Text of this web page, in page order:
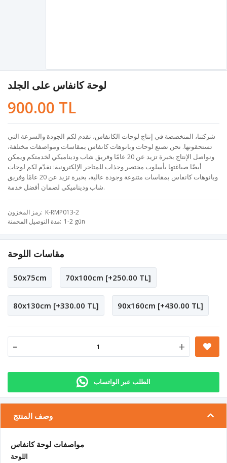
لوحة كانفاس على الجلد
900.00 TL
شركتنا، المتخصصة في إنتاج لوحات الكانفاس، تقدم لكم الجودة والسرعة التي
تستحقونها. نحن نصنع لوحات وبانوهات كانفاس بمقاسات ومواصفات مختلفة،
ونواصل الإنتاج بخبرة تزيد عن 20 عامًا وفريق شاب وديناميكي لخدمتكم ويمكن
أيضًا صياغتها بأسلوب مختصر وجذاب للمتاجر الإلكترونية: نقدّم لكم لوحات
وبانوهات كانفاس بمقاسات متنوعة وجودة عالية، بخبرة تزيد عن 20 عامًا وفريق
شاب وديناميكي لضمان أفضل خدمة.
رمز المخزون K-RMP013-2
مدة التوصيل المخمنة 1-2 gün
مقاسات اللوحة
50x75cm 70x100cm [+250.00 TL]
80x130cm [+330.00 TL] 90x160cm [+430.00 TL]
- +
الطلب عبر الواتساب
وصف المنتج
مواصفات لوحة كانفاس
اللوحة